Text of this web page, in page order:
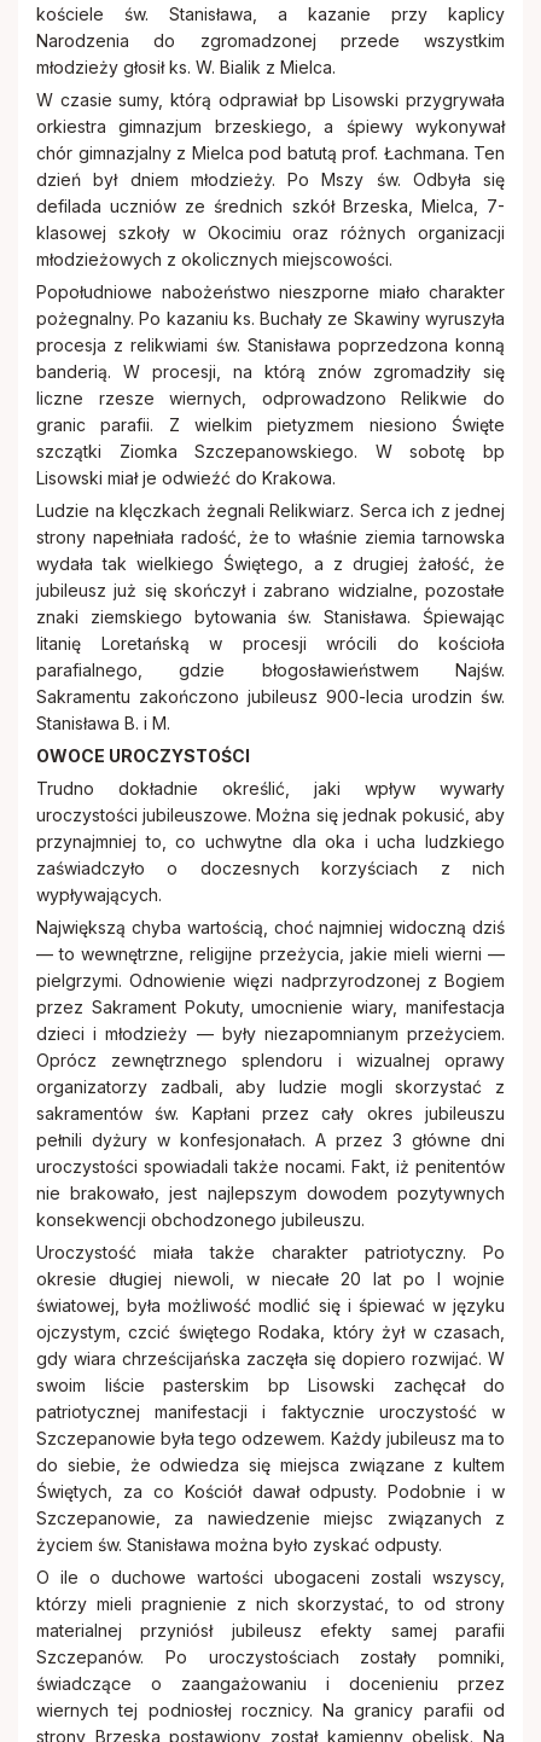
kościele św. Stanisława, a kazanie przy kaplicy
Narodzenia do zgromadzonej przede wszystkim
młodzieży głosił ks. W. Bialik z Mielca.
W czasie sumy, którą odprawiał bp Lisowski przygrywała
orkiestra gimnazjum brzeskiego, a śpiewy wykonywał
chór gimnazjalny z Mielca pod batutą prof. Łachmana. Ten
dzień był dniem młodzieży. Po Mszy św. Odbyła się
defilada uczniów ze średnich szkół Brzeska, Mielca, 7-
klasowej szkoły w Okocimiu oraz różnych organizacji
młodzieżowych z okolicznych miejscowości.
Popołudniowe nabożeństwo nieszporne miało charakter
pożegnalny. Po kazaniu ks. Buchały ze Skawiny wyruszyła
procesja z relikwiami św. Stanisława poprzedzona konną
banderią. W procesji, na którą znów zgromadziły się
liczne rzesze wiernych, odprowadzono Relikwie do
granic parafii. Z wielkim pietyzmem niesiono Święte
szczątki Ziomka Szczepanowskiego. W sobotę bp
Lisowski miał je odwieźć do Krakowa.
Ludzie na klęczkach żegnali Relikwiarz. Serca ich z jednej
strony napełniała radość, że to właśnie ziemia tarnowska
wydała tak wielkiego Świętego, a z drugiej żałość, że
jubileusz już się skończył i zabrano widzialne, pozostałe
znaki ziemskiego bytowania św. Stanisława. Śpiewając
litanię Loretańską w procesji wrócili do kościoła
parafialnego, gdzie błogosławieństwem Najśw.
Sakramentu zakończono jubileusz 900-lecia urodzin św.
Stanisława B. i M.
OWOCE UROCZYSTOŚCI
Trudno dokładnie określić, jaki wpływ wywarły
uroczystości jubileuszowe. Można się jednak pokusić, aby
przynajmniej to, co uchwytne dla oka i ucha ludzkiego
zaświadczyło o doczesnych korzyściach z nich
wypływających.
Największą chyba wartością, choć najmniej widoczną dziś
— to wewnętrzne, religijne przeżycia, jakie mieli wierni —
pielgrzymi. Odnowienie więzi nadprzyrodzonej z Bogiem
przez Sakrament Pokuty, umocnienie wiary, manifestacja
dzieci i młodzieży — były niezapomnianym przeżyciem.
Oprócz zewnętrznego splendoru i wizualnej oprawy
organizatorzy zadbali, aby ludzie mogli skorzystać z
sakramentów św. Kapłani przez cały okres jubileuszu
pełnili dyżury w konfesjonałach. A przez 3 główne dni
uroczystości spowiadali także nocami. Fakt, iż penitentów
nie brakowało, jest najlepszym dowodem pozytywnych
konsekwencji obchodzonego jubileuszu.
Uroczystość miała także charakter patriotyczny. Po
okresie długiej niewoli, w niecałe 20 lat po I wojnie
światowej, była możliwość modlić się i śpiewać w języku
ojczystym, czcić świętego Rodaka, który żył w czasach,
gdy wiara chrześcijańska zaczęła się dopiero rozwijać. W
swoim liście pasterskim bp Lisowski zachęcał do
patriotycznej manifestacji i faktycznie uroczystość w
Szczepanowie była tego odzewem. Każdy jubileusz ma to
do siebie, że odwiedza się miejsca związane z kultem
Świętych, za co Kościół dawał odpusty. Podobnie i w
Szczepanowie, za nawiedzenie miejsc związanych z
życiem św. Stanisława można było zyskać odpusty.
O ile o duchowe wartości ubogaceni zostali wszyscy,
którzy mieli pragnienie z nich skorzystać, to od strony
materialnej przyniósł jubileusz efekty samej parafii
Szczepanów. Po uroczystościach zostały pomniki,
świadczące o zaangażowaniu i docenieniu przez
wiernych tej podniosłej rocznicy. Na granicy parafii od
strony Brzeska postawiony został kamienny obelisk. Na